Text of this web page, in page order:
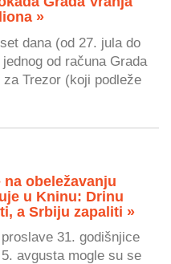
»
dana (od 27. jula do
od računa Grada
za Trezor (koji podleže
obeležavanju
u Kninu: Drinu
a Srbiju zapaliti »
31. godišnjice
avgusta mogle su se